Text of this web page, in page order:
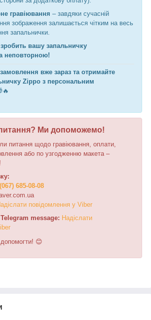
гравіювання – завдяки сучасній
зображення залишається чітким на весь
запальнички.
вашу запальничку
неповторною!
вже зараз та отримайте
Zippo з персональним
Ми допоможемо!
питання щодо гравіювання, оплати,
або по узгодженню макета –
685-08-08
. com.ua
адіслати повідомлення у Vi ber
Telegram message: Надіслати
i ber
😊